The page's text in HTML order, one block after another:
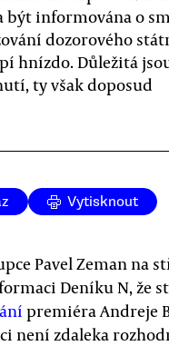
být informována o
dozorového
hnízdo. Důležitá
ty však doposud
Vytisknout
Pavel Zeman na
Deníku N, že
premiéra Andreje
není zdaleka